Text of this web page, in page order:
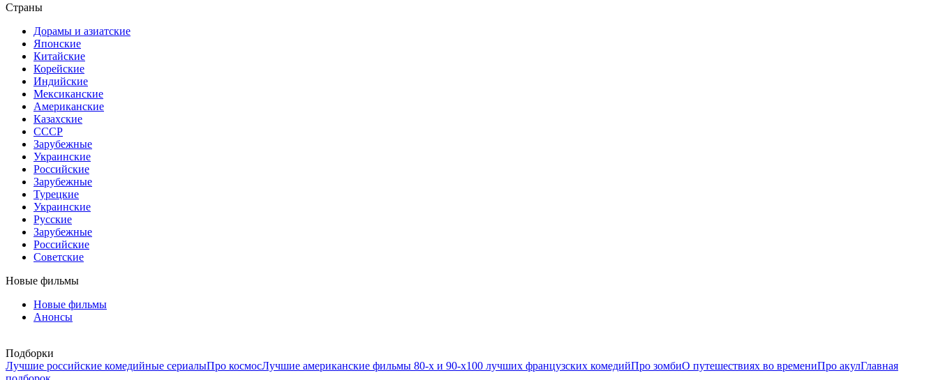
Страны
Дорамы и азиатские
Японские
Китайские
Корейские
Индийские
Мексиканские
Американские
Казахские
СССР
Зарубежные
Украинские
Российские
Зарубежные
Турецкие
Украинские
Русские
Зарубежные
Российские
Советские
Новые фильмы
Новые фильмы
Анонсы
Подборки
Лучшие российские комедийные сериалыПро космосЛучшие американские фильмы 80-х и 90-х100 лучших французских комедийПро зомбиО путешествиях во времениПро акулГлавная